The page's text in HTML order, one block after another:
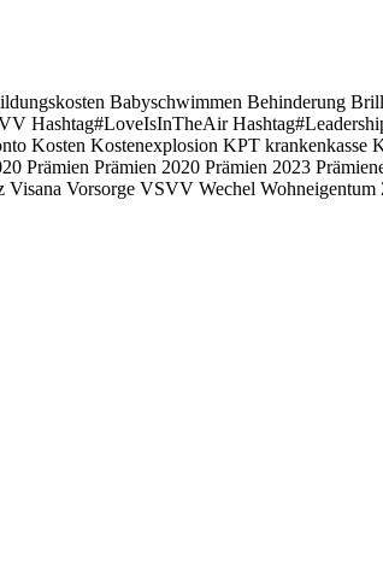
Babyschwimmen Behinderung
Hashtag#LoveIsInTheAir
Kosten Kostenexplosion KPT krankenkasse
Prämien Prämien 2020 Prämien 2023
Visana Vorsorge VSVV Wechel Wohneigentum